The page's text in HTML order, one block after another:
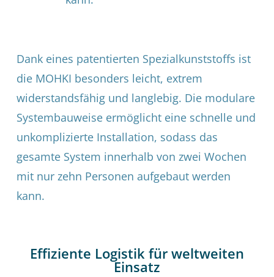
Dank eines patentierten Spezialkunststoffs ist
die MOHKI besonders leicht, extrem
widerstandsfähig und langlebig. Die modulare
Systembauweise ermöglicht eine schnelle und
unkomplizierte Installation, sodass das
gesamte System innerhalb von zwei Wochen
mit nur zehn Personen aufgebaut werden
kann.
Effiziente Logistik für weltweiten
Einsatz